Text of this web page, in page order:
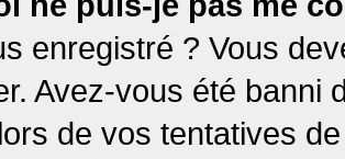
enregistré ? Vous
Avez-vous été banni
de vos tentatives